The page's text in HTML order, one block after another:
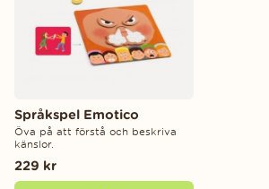
Språkspel Emotico
Öva på att förstå och beskriva
känslor.
229 kr